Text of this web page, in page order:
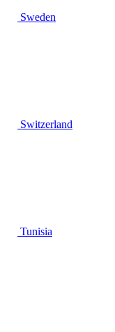
Sweden
Switzerland
Tunisia